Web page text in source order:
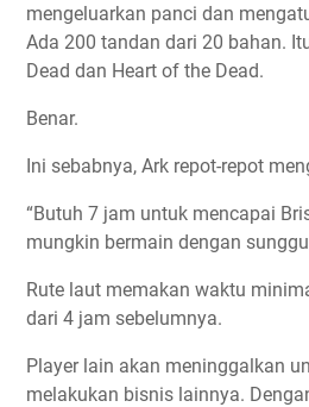
mengeluarkan panci dan
Ada 200 tandan dari 20 bahan.
Dead dan Heart of the Dead.
Benar.
Ini sebabnya, Ark repot-repot
“Butuh 7 jam untuk mencapai
mungkin bermain dengan
Rute laut memakan waktu
dari 4 jam sebelumnya.
Player lain akan meninggalkan
melakukan bisnis lainnya.